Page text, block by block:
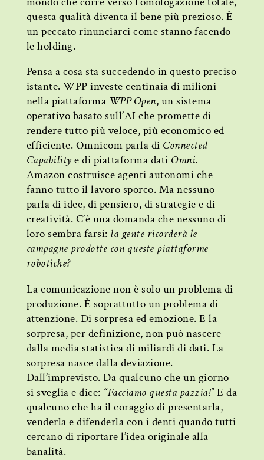
questa qualità diventa il bene più prezioso. È
un peccato rinunciarci come stanno facendo
le holding.
Pensa a cosa sta succedendo in questo preciso
istante. WPP investe centinaia di milioni
nella piattaforma WPP Open, un sistema
operativo basato sull’AI che promette di
rendere tutto più veloce, più economico ed
efficiente. Omnicom parla di Connected
Capability e di piattaforma dati Omni.
Amazon costruisce agenti autonomi che
fanno tutto il lavoro sporco. Ma nessuno
parla di idee, di pensiero, di strategie e di
creatività. C’è una domanda che nessuno di
loro sembra farsi: la gente ricorderà le
campagne prodotte con queste piattaforme
robotiche?
La comunicazione non è solo un problema di
produzione. È soprattutto un problema di
attenzione. Di sorpresa ed emozione. E la
sorpresa, per definizione, non può nascere
dalla media statistica di miliardi di dati. La
sorpresa nasce dalla deviazione.
Dall’imprevisto. Da qualcuno che un giorno
si sveglia e dice: “Facciamo questa pazzia!”E da
qualcuno che ha il coraggio di presentarla,
venderla e difenderla con i denti quando tutti
cercano di riportare l’idea originale alla
banalità.